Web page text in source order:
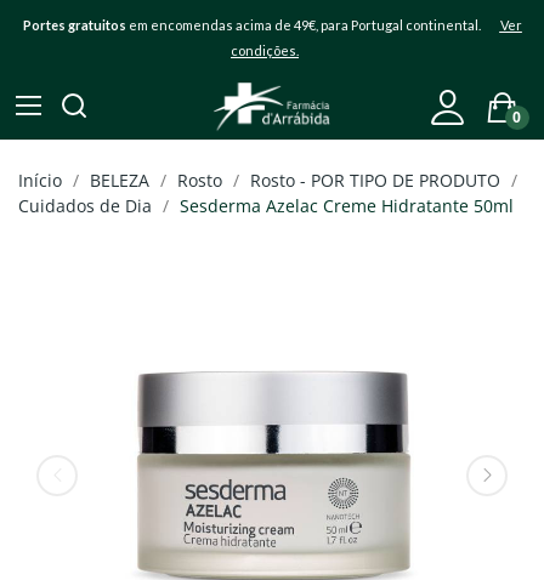
Portes gratuitos em encomendas acima de 49€, para Portugal continental. Ver
condições.
0
Início BELEZA Rosto
Rosto - POR TIPO DE PRODUTO
Cuidados de Dia
Sesderma Azelac Creme Hidratante 50ml